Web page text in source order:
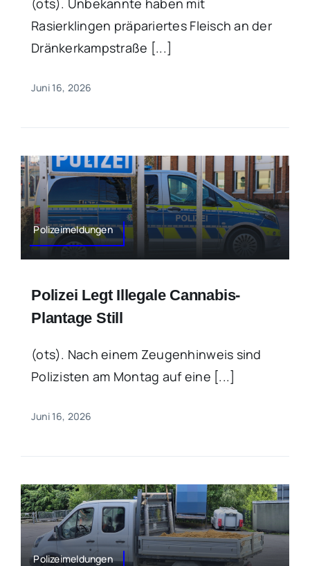
(ots). Unbekannte haben mit
Rasierklingen präpariertes Fleisch an der
Dränkerkampstraße [...]
Juni 16, 2026
Polizeimeldungen
Polizei Legt Illegale Cannabis-
Plantage Still
(ots). Nach einem Zeugenhinweis sind
Polizisten am Montag auf eine [...]
Juni 16, 2026
Polizeimeldungen